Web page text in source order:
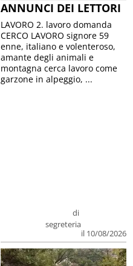
ANNUNCI DEI LETTORI
di
segreteria
il 10/08/2026
LAVORO 2. lavoro domanda
CERCO LAVORO signore 59
enne, italiano e volenteroso,
amante degli animali e
montagna cerca lavoro come
garzone in alpeggio, ...